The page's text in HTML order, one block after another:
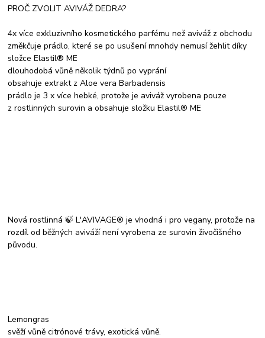
PROČ ZVOLIT AVIVÁŽ DEDRA?
4x více exkluzivního kosmetického parfému než aviváž z obchodu
změkčuje prádlo, které se po usušení mnohdy nemusí žehlit díky
složce Elastil® ME
dlouhodobá vůně několik týdnů po vyprání
obsahuje extrakt z Aloe vera Barbadensis
prádlo je 3 x více hebké, protože je aviváž vyrobena pouze
z rostlinných surovin a obsahuje složku Elastil® ME
Nová rostlinná 🍃 L'AVIVAGE® je vhodná i pro vegany, protože na
rozdíl od běžných aviváží není vyrobena ze surovin živočišného
původu.
Lemongras
svěží vůně citrónové trávy, exotická vůně.